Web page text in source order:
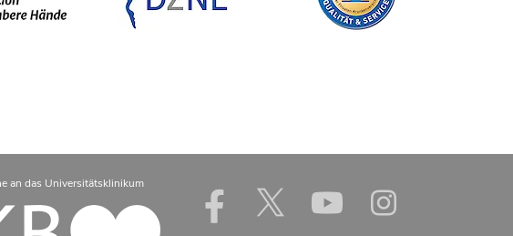
an das Universitätsklinikum